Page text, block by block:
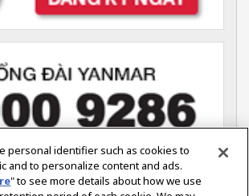
(Nông nghiệp)
personal identifier such as cookies to
and to personalize content and ads.
" to see more details about how we use